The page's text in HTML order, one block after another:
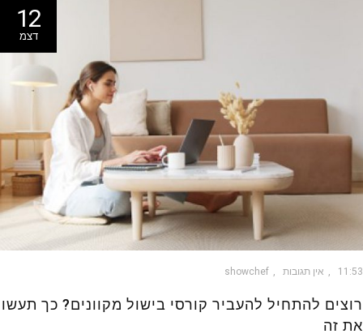
12
דצמ
אין תגובות showchef
להתחיל להעביר קורסי בישול מקוונים? כך תעשו
זה